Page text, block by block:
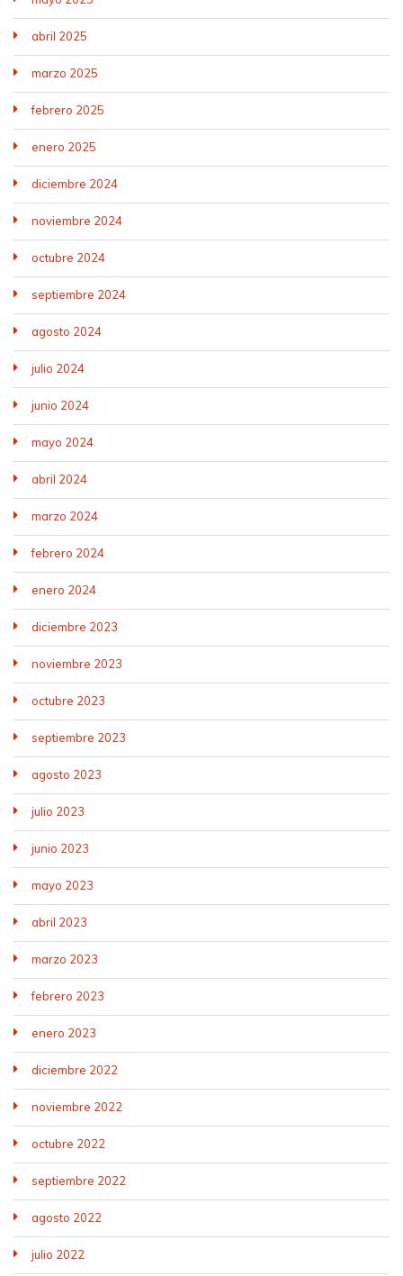
abril 2025
marzo 2025
febrero 2025
enero 2025
diciembre 2024
noviembre 2024
octubre 2024
septiembre 2024
agosto 2024
julio 2024
junio 2024
mayo 2024
abril 2024
marzo 2024
febrero 2024
enero 2024
diciembre 2023
noviembre 2023
octubre 2023
septiembre 2023
agosto 2023
julio 2023
junio 2023
mayo 2023
abril 2023
marzo 2023
febrero 2023
enero 2023
diciembre 2022
noviembre 2022
octubre 2022
septiembre 2022
agosto 2022
julio 2022